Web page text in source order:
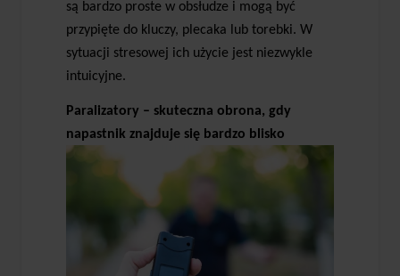
są bardzo proste w obsłudze i mogą być
przypięte do kluczy, plecaka lub torebki. W
sytuacji stresowej ich użycie jest niezwykle
intuicyjne.
Paralizatory – skuteczna obrona, gdy
napastnik znajduje się bardzo blisko